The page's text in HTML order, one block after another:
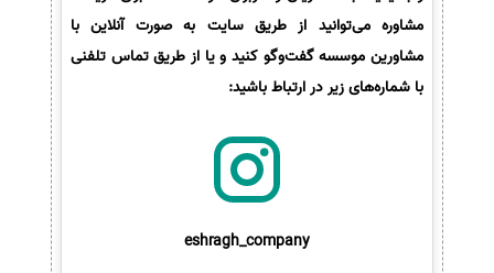
مشاوره می‌توانید از طریق سایت به صورت آنلاین با
مشاورین موسسه گفت‌وگو کنید و یا از طریق تماس تلفنی
با شماره‌های زیر در ارتباط باشید:
eshragh_company